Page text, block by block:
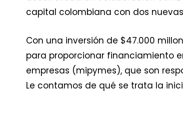
capital colombiana con dos
Con una inversión de $47.000
para proporcionar financiamiento
empresas (mipymes), que son
Le contamos de qué se trata la